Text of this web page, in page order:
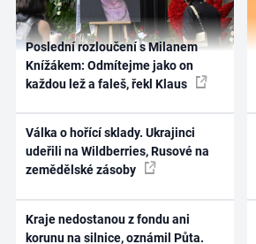
Poslední rozloučení s Milanem
Knížákem: Odmítejme jako on
každou lež a faleš, řekl Klaus
Válka o hořící sklady. Ukrajinci
udeřili na Wildberries, Rusové na
zemědělské zásoby
Kraje nedostanou z fondu ani
korunu na silnice, oznámil Půta.